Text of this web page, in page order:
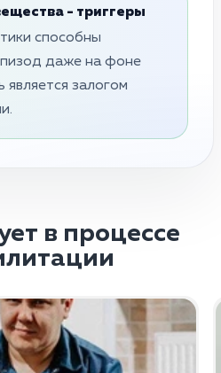
- триггеры
способны
даже на фоне
является залогом
в процессе